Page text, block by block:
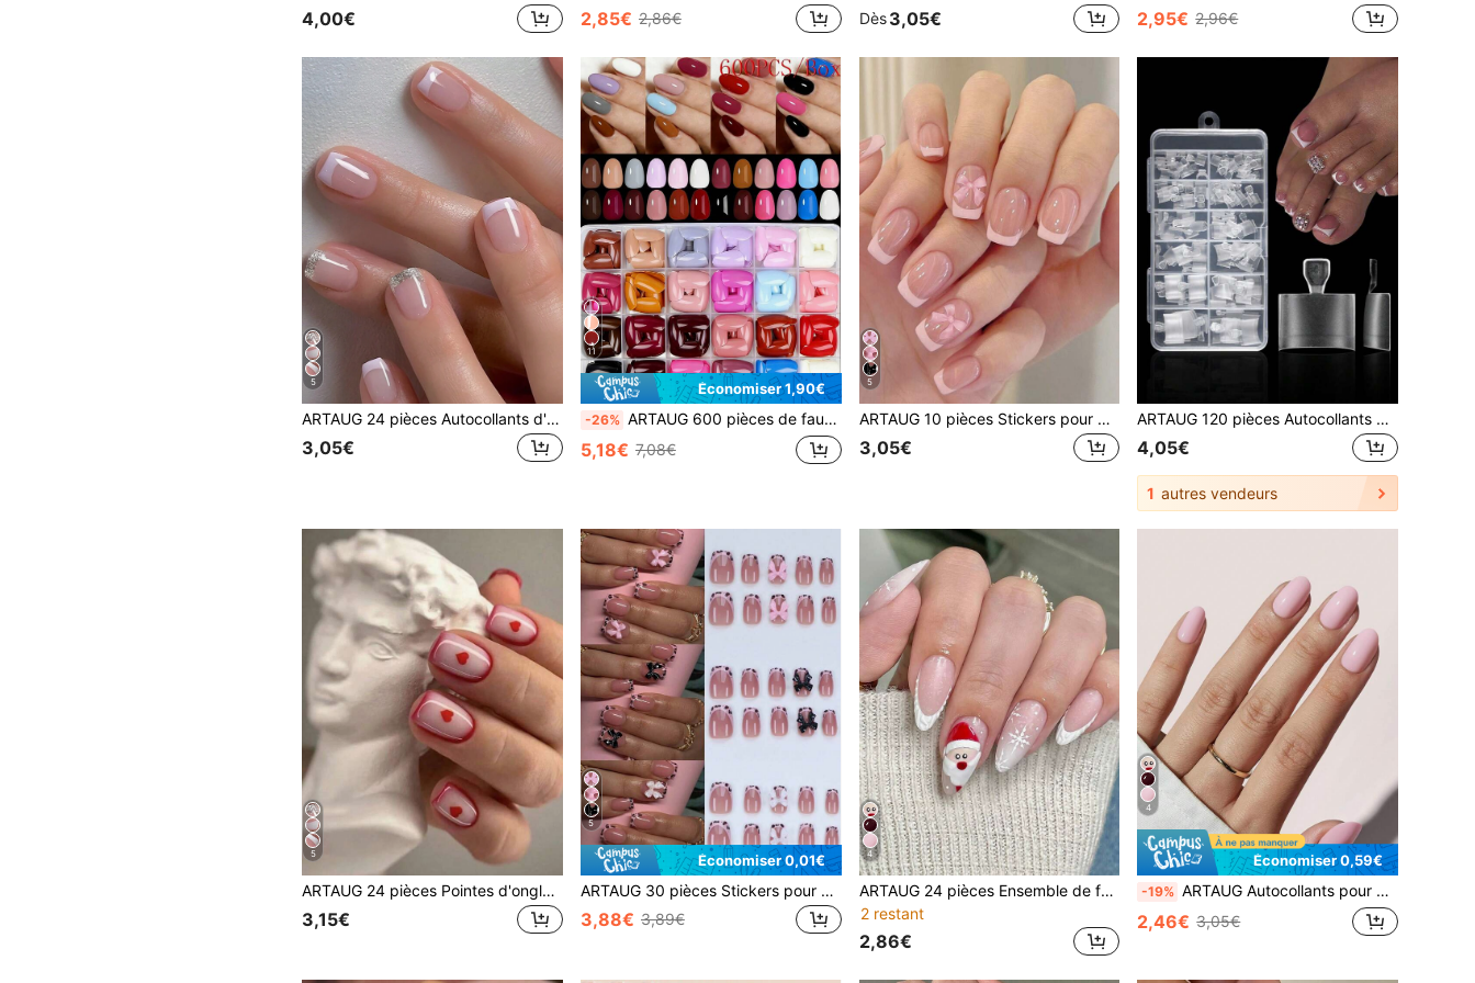
4,00€ 2,85€ 2,86€
Dès 3,05€ 2,95€ 2,96€
5
ARTAUG 24 pièces Autocollants d'ongles courts et brillants en forme de cercueil, design à bordure argentée, faux ongles français roses et blancs, réutilisables, pour femmes. Autocollants d'ongles à presser, fournitures pour nail art
3,05€
11
Économiser 1,90€
-26% ARTAUG 600 pièces de faux ongles courts ovales mignons et brillants de couleur nude assortis, embouts d'ongles amovibles avec boîte de rangement, convient comme cadeau de Nouvel An pour les femmes et les filles
5,18€ 7,08€
5
ARTAUG 10 pièces Stickers pour manucure française de taille S/M/L, faux ongles courts carrés, imprimé léopard avec nœud rose français, stickers d'ongles adhésifs nude, faux ongles brillants, réutilisables, stickers d'ongles mignons, fournitures pour nail art pour femmes
3,05€
ARTAUG 120 pièces Autocollants pour ongles de pied à presser, Gel souple mat Couverture complète Carré Acrylique Artificiel Faux ongles de pied, Convient pour la pédicure en salon et à la maison, Cadeau
4,05€
1 autres vendeurs
5
ARTAUG 24 pièces Pointes d'ongles carrées courtes avec bord rouge nude, faux ongles avec motif mini cœur rouge peint à la main, comprend 1 pièce de colle gelée et 1 pièce de lime à ongles, convient pour la Saint-Valentin, les rendez-vous quotidiens et la manucure
3,15€
5
Économiser 0,01€
ARTAUG 30 pièces Stickers pour manucure française, tailles S/M/L, forme carrée courte, imprimé léopard, design nœud noir blanc rose, enveloppes d'ongles nude, faux ongles brillants réutilisables à pression, ongles adhésifs mignons, fournitures pour nail art pour femmes
3,88€ 3,89€
4
ARTAUG 24 pièces Ensemble de faux ongles en forme d'amande pour Noël, décorés de motifs de Père Noël et de flocons de neige, parsemés de flocons de neige. Comprend 1 lime à ongles et 1 feuille d'autocollants de colle pour ongles. Cadeau idéal pour les filles et les femmes pour les fêtes, les rendez-vous et le port quotidien. Art des ongles d'automne, ongles acryliques à presser, manucure à presser, 1 pièce.
2 restant
2,86€
4
Économiser 0,59€
-19% ARTAUG Autocollants pour ongles en gel doux de forme ovale courte - Faux ongles roses, ajustement parfait, produits de soins des ongles purs, fournitures pour ongles
2,46€ 3,05€